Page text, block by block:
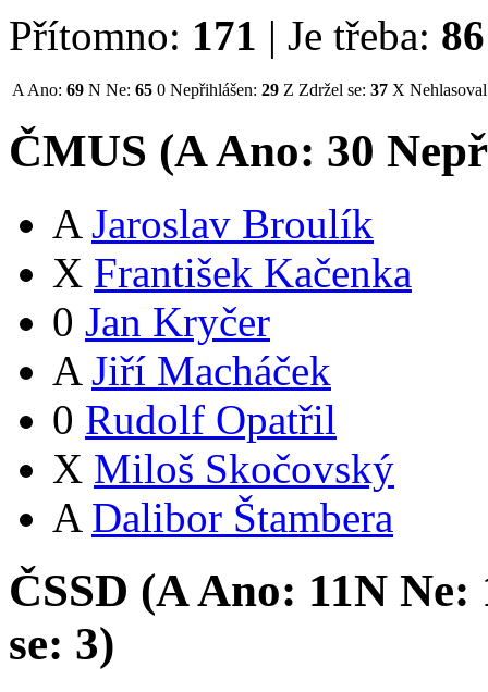
Přítomno: 171 | Je třeba: 86
A Ano: 69 N Ne: 65 0 Nepřihlášen: 29 Z Zdržel se: 37 X Nehlasoval
ČMUS (AAno: 30
A Jaroslav Broulík
X František Kačenka
0 Jan Kryčer
A Jiří Macháček
0 Rudolf Opatřil
X Miloš Skočovský
A Dalibor Štambera
ČSSD (AAno: 11N Ne:
se: 3)